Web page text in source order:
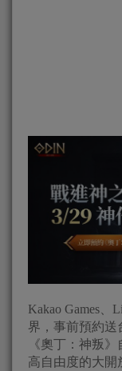
Kakao Games、
界，事前預約送
《奧丁：神叛
高自由度的大開